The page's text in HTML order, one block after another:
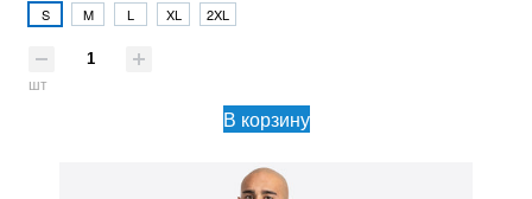
S M L XL 2XL
шт
В корзину